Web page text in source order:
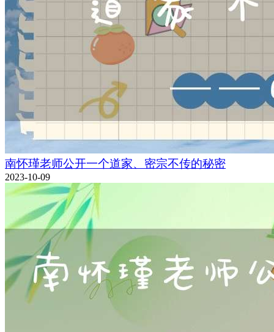
南怀瑾老师公开一个道家、密宗不传的秘密
2023-10-09